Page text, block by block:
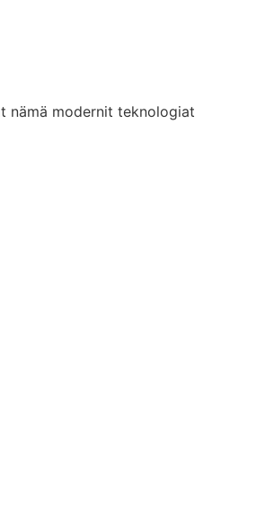
nämä modernit teknologiat